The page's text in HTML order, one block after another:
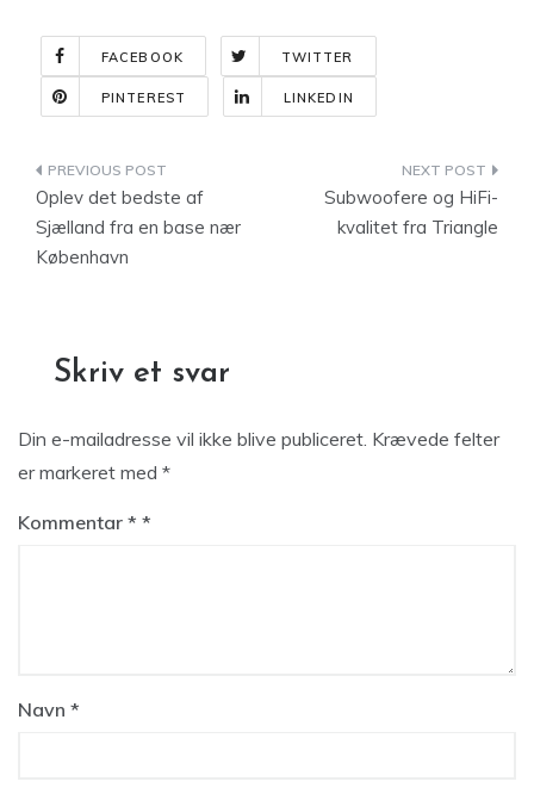
FACEBOOK TWITTER
PINTEREST LINKEDIN
Indlægsnavigation
Oplev det bedste af
Sjælland fra en base nær
København
Subwoofere og HiFi-
kvalitet fra Triangle
Skriv et svar
Din e-mailadresse vil ikke blive publiceret. Krævede felter
er markeret med *
Kommentar *
Navn *